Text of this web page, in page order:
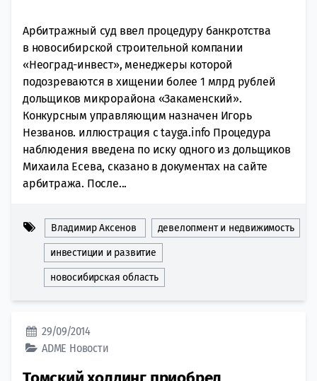
Арбитражный суд ввел процедуру банкротства
в новосибирской строительной компании
«Неоград-инвест», менеджеры которой
подозреваются в хищении более 1 млрд рублей
дольщиков микрорайона «Закаменский».
Конкурсным управляющим назначен Игорь
Незванов. иллюстрация с tayga.info Процедура
наблюдения введена по иску одного из дольщиков
Михаила Есева, сказано в документах на сайте
арбитража. После...
Владимир Аксенов девелопмент и недвижимость
инвестиции и развитие
новосибирская область
29/09/2014
ADME Новости